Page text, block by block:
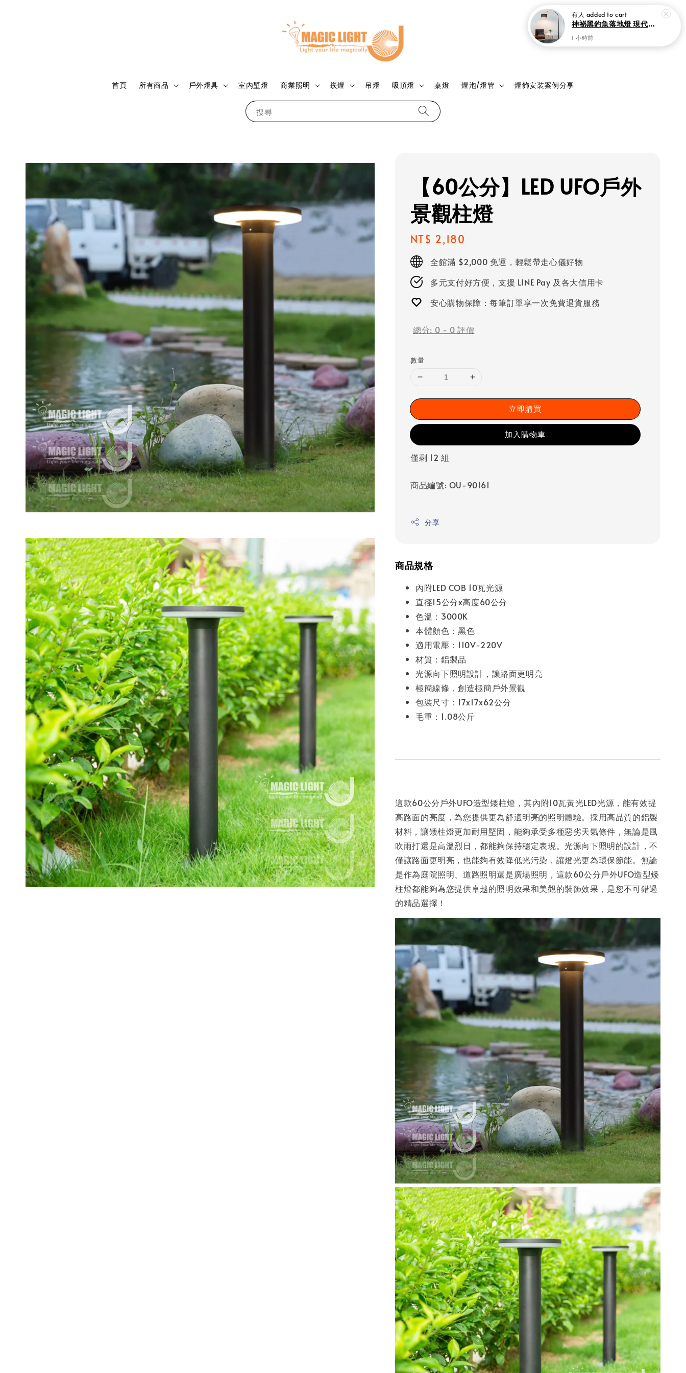
搜尋
首頁 所有商品 戶外燈具 室內壁燈 商業照明 崁燈 吊燈 吸頂燈 桌燈 燈泡/燈管 燈飾安裝案例分享
登入
【60公分】LED UFO戶外
景觀柱燈
Regular
price
NT$ 2,180
全館滿 $2,000 免運，輕鬆帶走心儀好物
多元支付好方便，支援 LINE Pay 及各大信用卡
安心購物保障：每筆訂單享一次免費退貨服務
總分: 0 - 0 評價
數量
立即購買
加入購物車
僅剩 12 組
商品編號: OU-90161
分享
商品規格
內附LED COB 10瓦光源
直徑15公分x高度60公分
色溫：3000K
本體顏色：黑色
適用電壓：110V-220V
材質：鋁製品
光源向下照明設計，讓路面更明亮
極簡線條，創造極簡戶外景觀
包裝尺寸：17x17x62公分
毛重：1.08公斤
這款60公分戶外UFO造型矮柱燈，其內附10瓦黃光LED光源，能有效提
高路面的亮度，為您提供更為舒適明亮的照明體驗。採用高品質的鋁製
材料，讓矮柱燈更加耐用堅固，能夠承受多種惡劣天氣條件，無論是風
吹雨打還是高溫烈日，都能夠保持穩定表現。光源向下照明的設計，不
僅讓路面更明亮，也能夠有效降低光污染，讓燈光更為環保節能。無論
是作為庭院照明、道路照明還是廣場照明，這款60公分戶外UFO造型矮
柱燈都能夠為您提供卓越的照明效果和美觀的裝飾效果，是您不可錯過
的精品選擇！